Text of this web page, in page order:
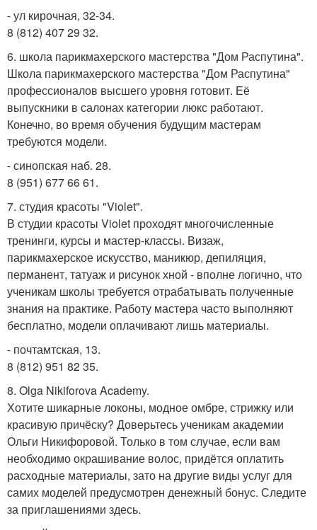
- ул кирочная, 32-34.
8 (812) 407 29 32.
6. школа парикмахерского мастерства "Дом Распутина".
Школа парикмахерского мастерства "Дом Распутина"
профессионалов высшего уровня готовит. Её
выпускники в салонах категории люкс работают.
Конечно, во время обучения будущим мастерам
требуются модели.
- синопская наб. 28.
8 (951) 677 66 61.
7. студия красоты "Violet".
В студии красоты Violet проходят многочисленные
тренинги, курсы и мастер-классы. Визаж,
парикмахерское искусство, маникюр, депиляция,
перманент, татуаж и рисунок хной - вполне логично, что
ученикам школы требуется отрабатывать полученные
знания на практике. Работу мастера часто выполняют
бесплатно, модели оплачивают лишь материалы.
- почтамтская, 13.
8 (812) 951 82 35.
8. Olga Nikiforova Academy.
Хотите шикарные локоны, модное омбре, стрижку или
красивую причёску? Доверьтесь ученикам академии
Ольги Никифоровой. Только в том случае, если вам
необходимо окрашивание волос, придётся оплатить
расходные материалы, зато на другие виды услуг для
самих моделей предусмотрен денежный бонус. Следите
за приглашениями здесь.